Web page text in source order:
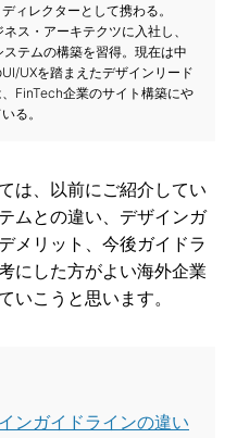
ィレクターとして携わる。
ス・アーキテクツに入社し、
ステムの構築を習得。現在は中
UXを踏まえたデザインリード
FinTech企業のサイト構築にや
る。
は、以前にご紹介してい
ムとの違い、デザインガ
メリット、今後ガイドラ
にした方がよい海外企業
いこうと思います。
ンガイドラインの違い